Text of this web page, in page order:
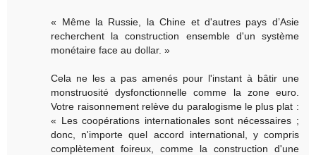
« Même la Russie, la Chine et d'autres pays d’Asie
recherchent la construction ensemble d'un système
monétaire face au dollar. »
Cela ne les a pas amenés pour l'instant à bâtir une
monstruosité dysfonctionnelle comme la zone euro.
Votre raisonnement relève du paralogisme le plus plat :
« Les coopérations internationales sont nécessaires ;
donc, n'importe quel accord international, y compris
complètement foireux, comme la construction d'une